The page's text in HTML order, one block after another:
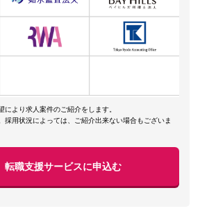
より求人案件のご紹介をします。
採用状況によっては、ご紹介出来ない場合もございま
転職支援サービスに申込む